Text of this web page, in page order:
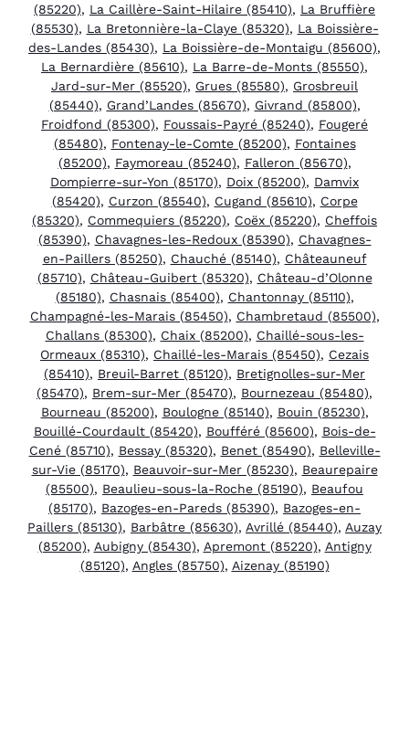
(85220), La Caillère-Saint-Hilaire (85410), La Bruffière
(85530), La Bretonnière-la-Claye (85320), La Boissière-
des-Landes (85430), La Boissière-de-Montaigu (85600),
La Bernardière (85610), La Barre-de-Monts (85550),
Jard-sur-Mer (85520), Grues (85580), Grosbreuil
(85440), Grand’Landes (85670), Givrand (85800),
Froidfond (85300), Foussais-Payré (85240), Fougeré
(85480), Fontenay-le-Comte (85200), Fontaines
(85200), Faymoreau (85240), Falleron (85670),
Dompierre-sur-Yon (85170), Doix (85200), Damvix
(85420), Curzon (85540), Cugand (85610), Corpe
(85320), Commequiers (85220), Coëx (85220), Cheffois
(85390), Chavagnes-les-Redoux (85390), Chavagnes-
en-Paillers (85250), Chauché (85140), Châteauneuf
(85710), Château-Guibert (85320), Château-d’Olonne
(85180), Chasnais (85400), Chantonnay (85110),
Champagné-les-Marais (85450), Chambretaud (85500),
Challans (85300), Chaix (85200), Chaillé-sous-les-
Ormeaux (85310), Chaillé-les-Marais (85450), Cezais
(85410), Breuil-Barret (85120), Bretignolles-sur-Mer
(85470), Brem-sur-Mer (85470), Bournezeau (85480),
Bourneau (85200), Boulogne (85140), Bouin (85230),
Bouillé-Courdault (85420), Boufféré (85600), Bois-de-
Cené (85710), Bessay (85320), Benet (85490), Belleville-
sur-Vie (85170), Beauvoir-sur-Mer (85230), Beaurepaire
(85500), Beaulieu-sous-la-Roche (85190), Beaufou
(85170), Bazoges-en-Pareds (85390), Bazoges-en-
Paillers (85130), Barbâtre (85630), Avrillé (85440), Auzay
(85200), Aubigny (85430), Apremont (85220), Antigny
(85120), Angles (85750), Aizenay (85190)